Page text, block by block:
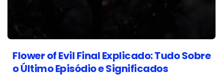
Flower of Evil Final Explicado: Tudo Sobre
o Último Episódio e Significados